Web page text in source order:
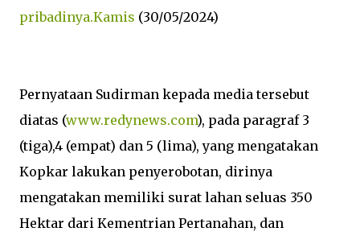
pribadinya.Kamis (30/05/2024)
Pernyataan Sudirman kepada media tersebut
diatas (www.redynews.com), pada paragraf 3
(tiga),4 (empat) dan 5 (lima), yang mengatakan
Kopkar lakukan penyerobotan, dirinya
mengatakan memiliki surat lahan seluas 350
Hektar dari Kementrian Pertanahan, dan